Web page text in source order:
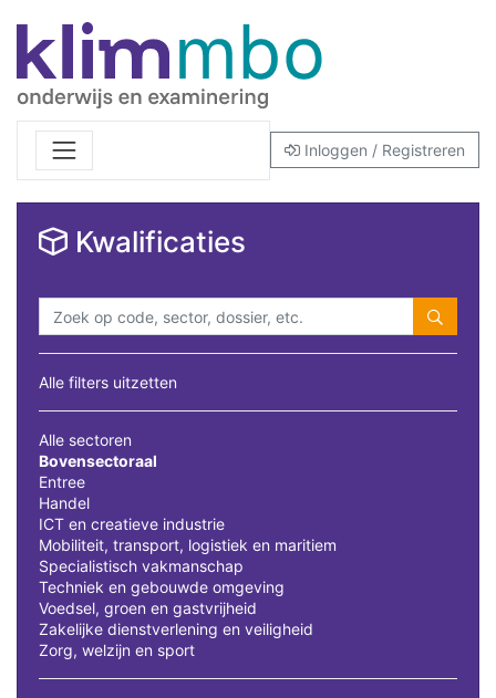
Inloggen / Registreren
Kwalificaties
Alle filters uitzetten
Alle sectoren
Bovensectoraal
Entree
Handel
ICT en creatieve industrie
Mobiliteit, transport, logistiek en maritiem
Specialistisch vakmanschap
Techniek en gebouwde omgeving
Voedsel, groen en gastvrijheid
Zakelijke dienstverlening en veiligheid
Zorg, welzijn en sport